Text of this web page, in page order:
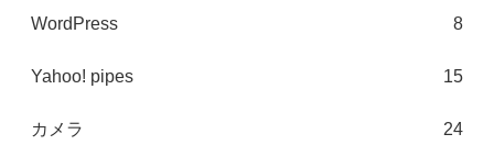
WordPress 8
Yahoo! pipes 15
カメラ 24